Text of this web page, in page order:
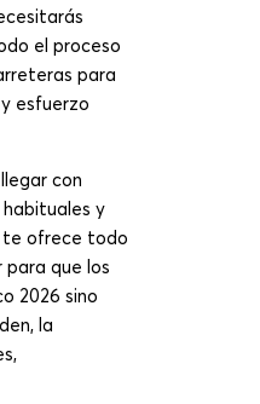
el proceso
para
esfuerzo
con
y
te ofrece todo
que los
2026 sino
la